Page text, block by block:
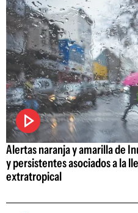
Alertas naranja y amarilla de
y persistentes asociados a la
extratropical